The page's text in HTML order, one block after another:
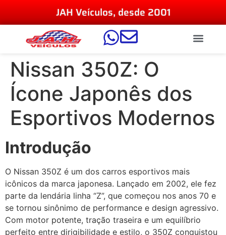
JAH Veículos, desde 2001
Nissan 350Z: O
Ícone Japonês dos
Esportivos Modernos
Introdução
O Nissan 350Z é um dos carros esportivos mais
icônicos da marca japonesa. Lançado em 2002, ele fez
parte da lendária linha “Z”, que começou nos anos 70 e
se tornou sinônimo de performance e design agressivo.
Com motor potente, tração traseira e um equilíbrio
perfeito entre dirigibilidade e estilo, o 350Z conquistou